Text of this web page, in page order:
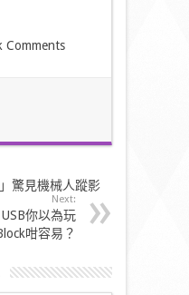
Comments
驚見機械人蹤影
Next:
你以為玩
咁容易？